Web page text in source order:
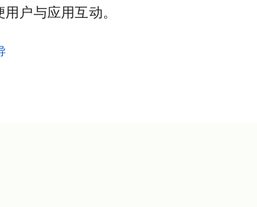
户与应用互动。